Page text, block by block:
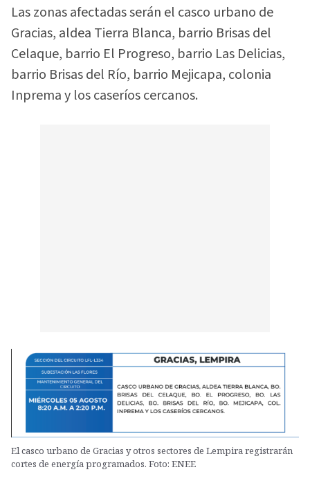
Las zonas afectadas serán el casco urbano de
Gracias, aldea Tierra Blanca, barrio Brisas del
Celaque, barrio El Progreso, barrio Las Delicias,
barrio Brisas del Río, barrio Mejicapa, colonia
Inprema y los caseríos cercanos.
El casco urbano de Gracias y otros sectores de Lempira registrarán
cortes de energía programados. Foto: ENEE